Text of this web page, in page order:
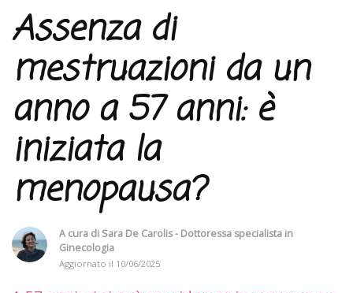
Assenza di
mestruazioni da un
anno a 57 anni: è
iniziata la
menopausa?
A cura di Sara De Carolis - Dottoressa specialista in
Ginecologia
Aggiornato il 10/06/2025